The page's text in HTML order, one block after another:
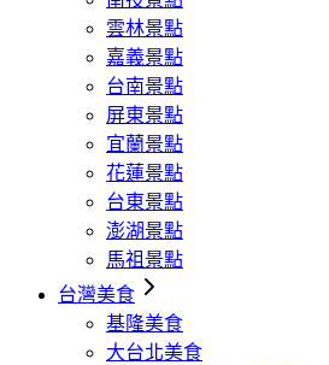
雲林景點
嘉義景點
台南景點
屏東景點
宜蘭景點
花蓮景點
台東景點
澎湖景點
馬祖景點
台灣美食
基隆美食
大台北美食